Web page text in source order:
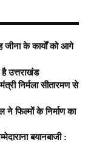
जीना के कार्यों को आगे
उत्तराखंड
निर्मला सीतारमण से
ने फिल्मों के निर्माण का
बयानबाजी :